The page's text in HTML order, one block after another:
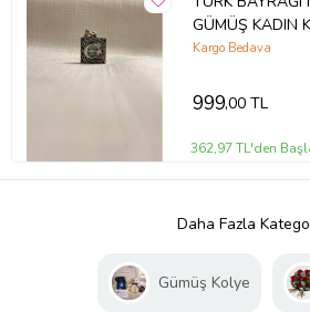
GÜMÜŞ KADIN
Kargo Bedava
999,00 TL
362,97 TL'den
Daha Fazla
Gümüş Kolye